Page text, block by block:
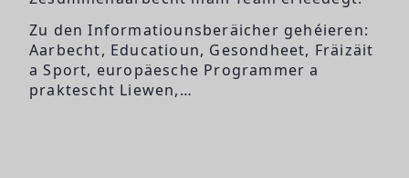
Zu den Informatiounsberäicher gehéieren:
Aarbecht, Educatioun, Gesondheet, Fräizäit
a Sport, europäesche Programmer a
praktescht Liewen,…